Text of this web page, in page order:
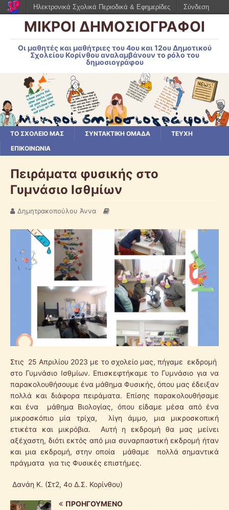
ΜΙΚΡΟΙ ΔΗΜΟΣΙΟΓΡΑΦΟΙ
Οι μαθητές και μαθήτριες του 4ου και 12ου Δημοτικού
Σχολείου Κορίνθου αναλαμβάνουν το ρόλο του
δημοσιογράφου
ΤΟ ΣΧΟΛΕΙΟ ΜΑΣ ΣΥΝΤΑΚΤΙΚΗ ΟΜΑΔΑ
ΤΕΥΧΗ
ΕΠΙΚΟΙΝΩΝΙΑ
Πειράματα φυσικής στο
Γυμνάσιο Ισθμίων
Δημητρακοπούλου Άννα
Στις 25 Απριλίου 2023 με το σχολείο μας, πήγαμε εκδρομή
στο Γυμνάσιο Ισθμίων. Επισκεφτήκαμε το Γυμνάσιο για να
παρακολουθήσουμε ένα μάθημα Φυσικής, όπου μας έδειξαν
πολλά και διάφορα πειράματα. Επίσης παρακολουθήσαμε
και ένα μάθημα Βιολογίας, όπου είδαμε μέσα από ένα
μικροσκόπιο μία τρίχα, λίγη άμμο, μια μικροσκοπική
ετικέτα και μικρόβια. Αυτή η εκδρομή θα μας μείνει
αξέχαστη, διότι εκτός από μια συναρπαστική εκδρομή ήταν
και μια εκδρομή, στην οποία μάθαμε πολλά σημαντικά
πράγματα για τις Φυσικές επιστήμες.
Δανάη Κ. (Στ2, 4ο Δ.Σ. Κορίνθου)
ΠΡΟΗΓΟΎΜΕΝΟ
Ηλεκτρονικά Σχολικά Περιοδικά & Εφημερίδες Σύνδεση